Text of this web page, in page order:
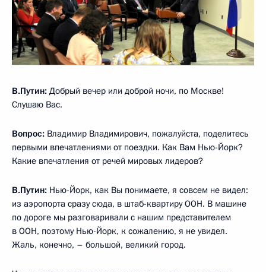
В.Путин: Добрый вечер или доброй ночи, по Москве!
Слушаю Вас.
Вопрос: Владимир Владимирович, пожалуйста, поделитесь
первыми впечатлениями от поездки. Как Вам Нью-Йорк?
Какие впечатления от речей мировых лидеров?
В.Путин: Нью-Йорк, как Вы понимаете, я совсем не видел:
из аэропорта сразу сюда, в штаб-квартиру ООН. В машине
по дороге мы разговаривали с нашим представителем
в ООН, поэтому Нью-Йорк, к сожалению, я не увидел.
Жаль, конечно, – большой, великий город.